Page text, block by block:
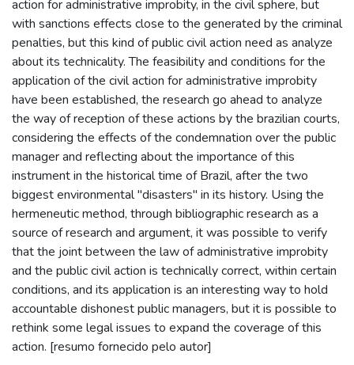
action for administrative improbity, in the civil sphere, but
with sanctions effects close to the generated by the criminal
penalties, but this kind of public civil action need as analyze
about its technicality. The feasibility and conditions for the
application of the civil action for administrative improbity
have been established, the research go ahead to analyze
the way of reception of these actions by the brazilian courts,
considering the effects of the condemnation over the public
manager and reflecting about the importance of this
instrument in the historical time of Brazil, after the two
biggest environmental "disasters" in its history. Using the
hermeneutic method, through bibliographic research as a
source of research and argument, it was possible to verify
that the joint between the law of administrative improbity
and the public civil action is technically correct, within certain
conditions, and its application is an interesting way to hold
accountable dishonest public managers, but it is possible to
rethink some legal issues to expand the coverage of this
action. [resumo fornecido pelo autor]